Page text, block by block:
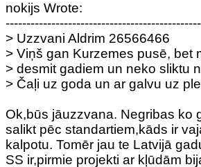
nokijs Wrote:
> Uzzvani Aldrim 26566466
> Viņš gan Kurzemes pusē, bet
> desmit gadiem un neko sliktu
> Čaļi uz goda un ar galvu uz
Ok,būs jāuzzvana. Negribas ko
salikt pēc standartiem,kāds ir
kalpotu. Tomēr jau te Latvijā
SS ir,pirmie projekti ar kļūdām